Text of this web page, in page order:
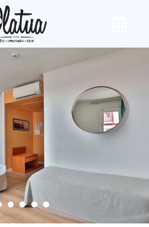
séjour
de Bidart, à quelques
offrez-vous une
notre
Pour le tourisme
et nos
à toutes vos